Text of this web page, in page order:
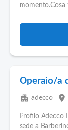
momento.Cosa
Operaio/a
apartment adecco place
Profilo Adecco
sede a